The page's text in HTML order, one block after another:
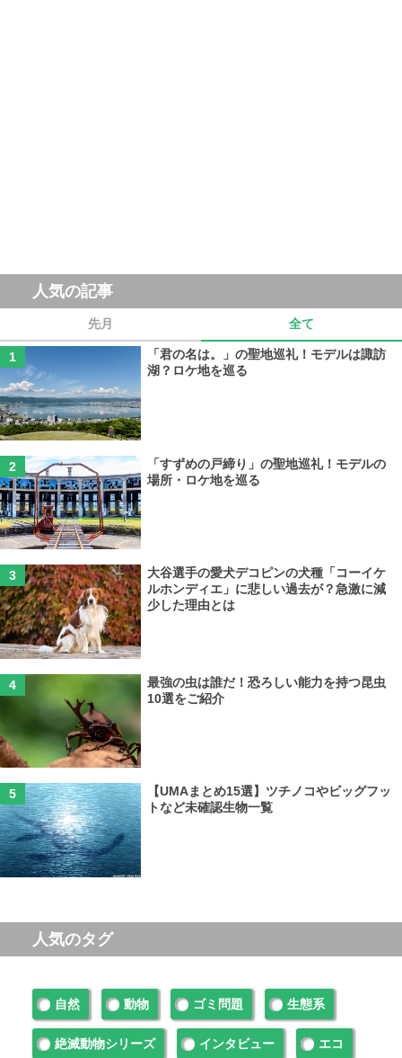
人気の記事
先月 全て
「君の名は。」の聖地巡礼！モデルは諏訪
湖？ロケ地を巡る
「すずめの戸締り」の聖地巡礼！モデルの
場所・ロケ地を巡る
大谷選手の愛犬デコピンの犬種「コーイケ
ルホンディエ」に悲しい過去が？急激に減
少した理由とは
最強の虫は誰だ！恐ろしい能力を持つ昆虫
10選をご紹介
【UMAまとめ15選】ツチノコやビッグフッ
トなど未確認生物一覧
人気のタグ
自然 動物 ゴミ問題 生態系
絶滅動物シリーズ インタビュー エコ